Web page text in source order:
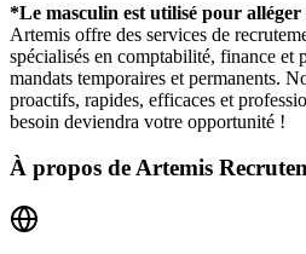
*Le masculin est utilisé pour alléger
Artemis offre des services de
spécialisés en comptabilité, finance et
mandats temporaires et permanents.
proactifs, rapides, efficaces et
besoin deviendra votre opportunité !
À propos deArtemis